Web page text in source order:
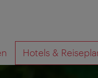
Hotels &